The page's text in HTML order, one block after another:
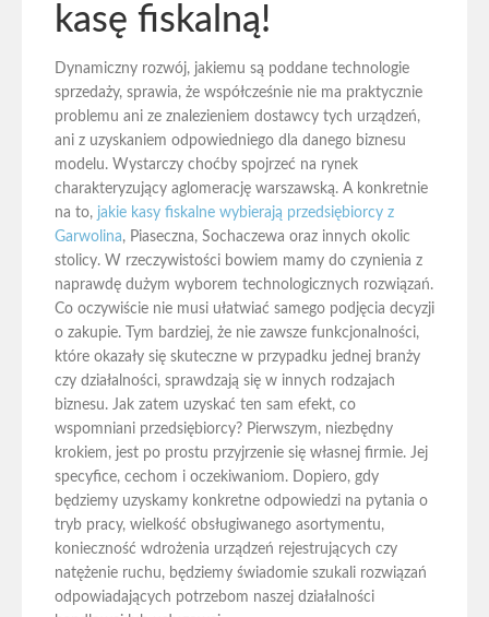
kasę fiskalną!
Dynamiczny rozwój, jakiemu są poddane technologie
sprzedaży, sprawia, że współcześnie nie ma praktycznie
problemu ani ze znalezieniem dostawcy tych urządzeń,
ani z uzyskaniem odpowiedniego dla danego biznesu
modelu. Wystarczy choćby spojrzeć na rynek
charakteryzujący aglomerację warszawską. A konkretnie
na to, jakie kasy fiskalne wybierają przedsiębiorcy z
Garwolina, Piaseczna, Sochaczewa oraz innych okolic
stolicy. W rzeczywistości bowiem mamy do czynienia z
naprawdę dużym wyborem technologicznych rozwiązań.
Co oczywiście nie musi ułatwiać samego podjęcia decyzji
o zakupie. Tym bardziej, że nie zawsze funkcjonalności,
które okazały się skuteczne w przypadku jednej branży
czy działalności, sprawdzają się w innych rodzajach
biznesu. Jak zatem uzyskać ten sam efekt, co
wspomniani przedsiębiorcy? Pierwszym, niezbędny
krokiem, jest po prostu przyjrzenie się własnej firmie. Jej
specyfice, cechom i oczekiwaniom. Dopiero, gdy
będziemy uzyskamy konkretne odpowiedzi na pytania o
tryb pracy, wielkość obsługiwanego asortymentu,
konieczność wdrożenia urządzeń rejestrujących czy
natężenie ruchu, będziemy świadomie szukali rozwiązań
odpowiadających potrzebom naszej działalności